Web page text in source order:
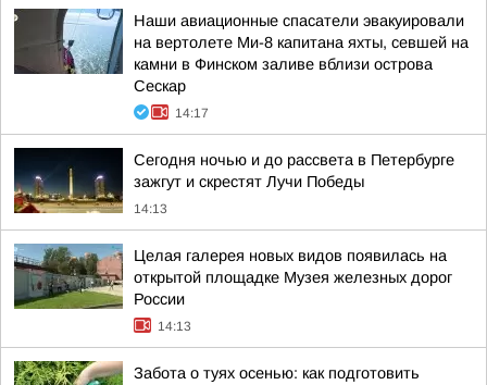
Наши авиационные спасатели эвакуировали
на вертолете Ми-8 капитана яхты, севшей на
камни в Финском заливе вблизи острова
Сескар
14:17
Сегодня ночью и до рассвета в Петербурге
зажгут и скрестят Лучи Победы
14:13
Целая галерея новых видов появилась на
открытой площадке Музея железных дорог
России
14:13
Забота о туях осенью: как подготовить